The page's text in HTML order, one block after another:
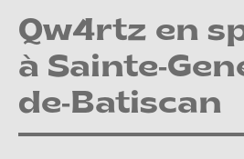
Qw4rtz en
à Sainte-
de-Batiscan